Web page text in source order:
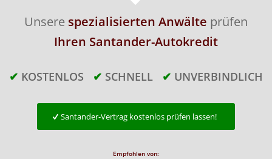
Unsere spezialisierten Anwälte prüfen
Ihren Santander-Autokredit
✔ KOSTENLOS ✔ SCHNELL ✔ UNVERBINDLICH
Santander-Vertrag kostenlos prüfen lassen!
Empfohlen von: